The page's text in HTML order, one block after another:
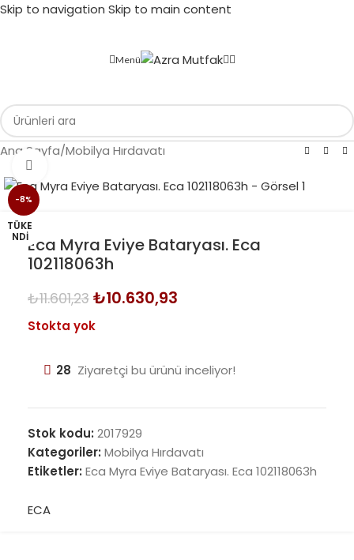
Skip to navigation Skip to main content
Menü
Ana Sayfa/Mobilya Hırdavatı
-8%
TÜKE
NDIEca Myra Eviye Bataryası. Eca
102118063h
₺11.601,23 ₺10.630,93
Stokta yok
28 Ziyaretçi bu ürünü inceliyor!
Stok kodu: 2017929
Kategoriler: Mobilya Hırdavatı
Etiketler: Eca Myra Eviye Bataryası. Eca 102118063h
ECA